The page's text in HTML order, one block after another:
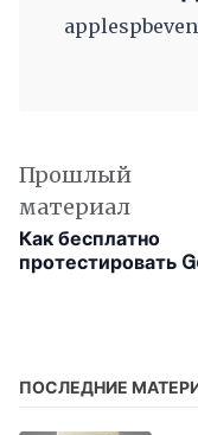
Прошлый
материал
Как бесплатно
протестировать
ПОСЛЕДНИЕ